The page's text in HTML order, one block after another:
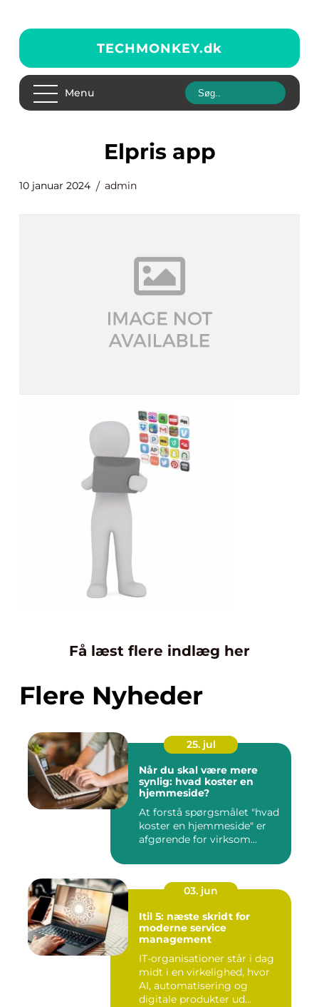
TECHMONKEY.dk
Menu
elpris app
10 januar 2024 admin
Få læst flere indlæg her
Flere Nyheder
25. jul
Når du skal være mere
synlig: hvad koster en
hjemmeside?
At forstå spørgsmålet "hvad
koster en hjemmeside" er
afgørende for virksom...
03. jun
Itil 5: næste skridt for
moderne service
management
IT-organisationer står i dag
midt i en virkelighed, hvor
AI, automatisering og
digitale produkter ud...